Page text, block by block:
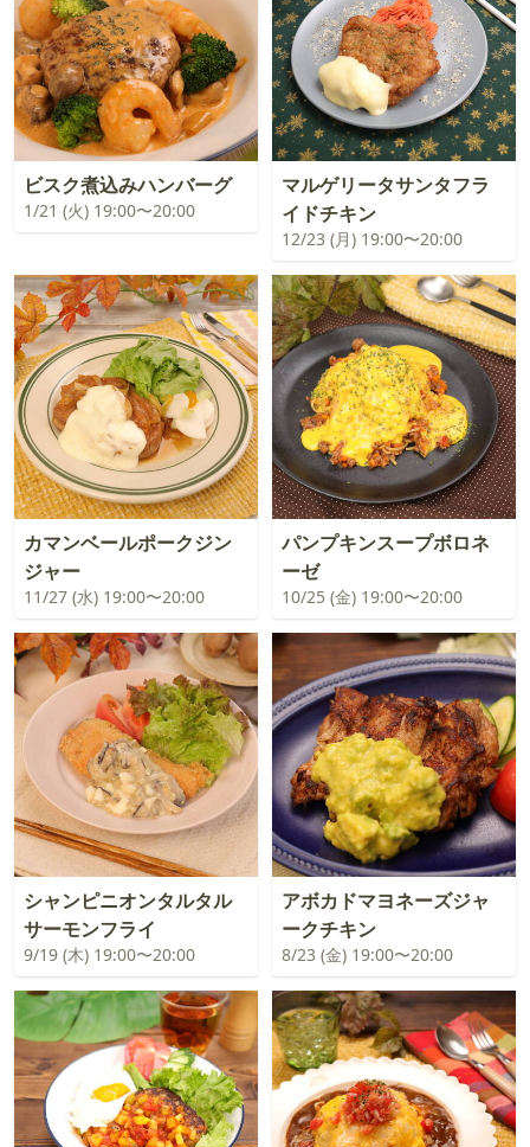
ビスク煮込みハンバーグ
1/21 (火) 19:00〜20:00
マルゲリータサンタフラ
イドチキン
12/23 (月) 19:00〜20:00
カマンベールポークジン
ジャー
11/27 (水) 19:00〜20:00
パンプキンスープボロネ
ーゼ
10/25 (金) 19:00〜20:00
シャンピニオンタルタル
サーモンフライ
9/19 (木) 19:00〜20:00
アボカドマヨネーズジャ
ークチキン
8/23 (金) 19:00〜20:00